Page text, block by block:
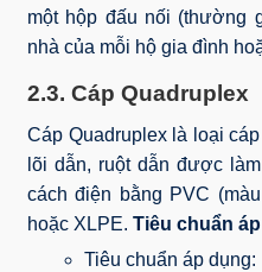
một hộp đấu nối (thường
nhà của mỗi hộ gia đình
2.3. Cáp Quadruplex
Cáp Quadruplex là loại
lõi dẫn, ruột dẫn được
cách điện bằng PVC
hoặc XLPE. Tiêu chuẩn
Tiêu chuẩn áp